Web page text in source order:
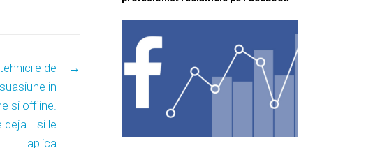
de
in
si offline.
deja… si le
aplica
→